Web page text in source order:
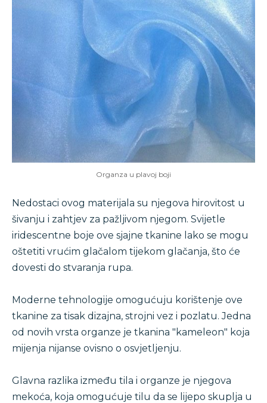
Organza u plavoj boji
Nedostaci ovog materijala su njegova hirovitost u
šivanju i zahtjev za pažljivom njegom. Svijetle
iridescentne boje ove sjajne tkanine lako se mogu
oštetiti vrućim glačalom tijekom glačanja, što će
dovesti do stvaranja rupa.
Moderne tehnologije omogućuju korištenje ove
tkanine za tisak dizajna, strojni vez i pozlatu. Jedna
od novih vrsta organze je tkanina "kameleon" koja
mijenja nijanse ovisno o osvjetljenju.
Glavna razlika između tila i organze je njegova
mekoća, koja omogućuje tilu da se lijepo skuplja u